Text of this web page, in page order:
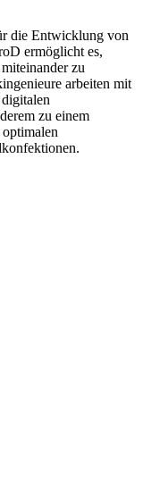
die Entwicklung von
ermöglicht es,
zu
arbeiten mit
zu einem